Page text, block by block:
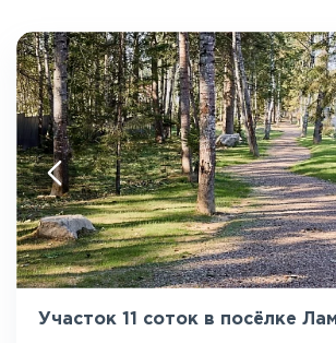
Участок 11 соток в посёлке